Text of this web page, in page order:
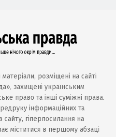
розміщені на сайті
захищені українським
право та інші суміжні права.
інформаційних та
сайту, гіперпосилання на
міститися в першому абзаці